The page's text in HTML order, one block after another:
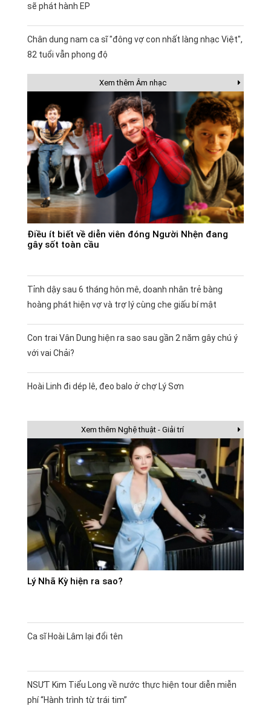
sẽ phát hành EP
Chân dung nam ca sĩ "đông vợ con nhất làng nhạc Việt",
82 tuổi vẫn phong độ
Xem thêm Âm nhạc
Điều ít biết về diễn viên đóng Người Nhện đang
gây sốt toàn cầu
Tỉnh dậy sau 6 tháng hôn mê, doanh nhân trẻ bàng
hoàng phát hiện vợ và trợ lý cùng che giấu bí mật
Con trai Vân Dung hiện ra sao sau gần 2 năm gây chú ý
với vai Chải?
Hoài Linh đi dép lê, đeo balo ở chợ Lý Sơn
Xem thêm Nghệ thuật - Giải trí
Lý Nhã Kỳ hiện ra sao?
Ca sĩ Hoài Lâm lại đổi tên
NSƯT Kim Tiểu Long về nước thực hiện tour diễn miễn
phí “Hành trình từ trái tim”